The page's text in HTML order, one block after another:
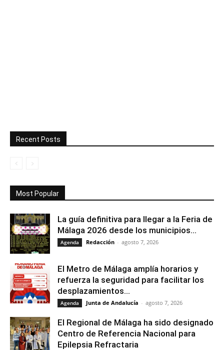
Recent Posts
Most Popular
La guía definitiva para llegar a la Feria de
Málaga 2026 desde los municipios...
Agenda Redacción - agosto 7, 2026
El Metro de Málaga amplía horarios y
refuerza la seguridad para facilitar los
desplazamientos...
Agenda Junta de Andalucía - agosto 7, 2026
El Regional de Málaga ha sido designado
Centro de Referencia Nacional para
Epilepsia Refractaria